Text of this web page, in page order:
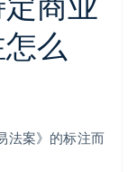
么
法案》的标注而